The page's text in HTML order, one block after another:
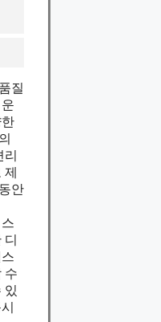
질
안
수
있